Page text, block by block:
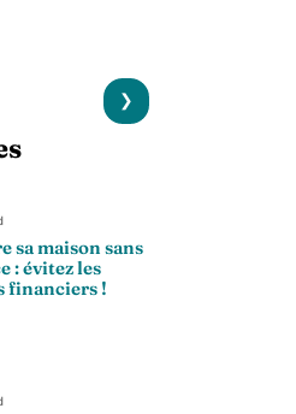
sa maison sans
: évitez les
financiers !